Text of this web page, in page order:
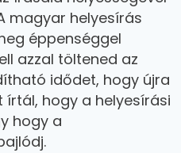
magyar helyesírás
éppenséggel
azzal töltened az
idődet, hogy újra
hogy a helyesírási
hogy a